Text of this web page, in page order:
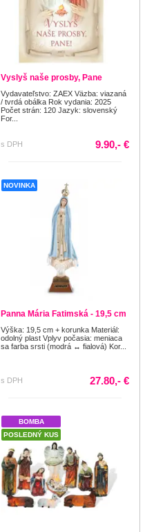
Vyslyš naše prosby, Pane
Vydavateľstvo: ZAEX Väzba: viazaná
/ tvrdá obálka Rok vydania: 2025
Počet strán: 120 Jazyk: slovenský
For...
s DPH 9.90,- €
NOVINKA
Panna Mária Fatimská - 19,5 cm
Výška: 19,5 cm + korunka Materiál:
odolný plast Vplyv počasia: meniaca
sa farba srsti (modrá ↔ fialová) Kor...
s DPH 27.80,- €
BOMBA
POSLEDNÝ KUS